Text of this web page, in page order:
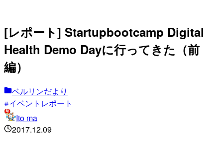
[レポート] Startupbootcamp Digital
Health Demo Dayに行ってきた（前
編）
ベルリンだより
イベントレポート
Ito ma
2017.12.09